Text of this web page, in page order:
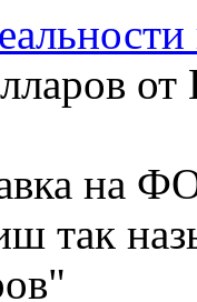
от
на
так